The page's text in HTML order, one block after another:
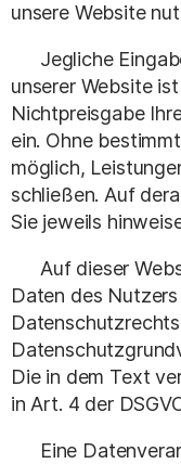
unsere Website
Jegliche
unserer Website
Nichtpreisgabe
ein. Ohne
möglich,
schließen. Auf
Sie jeweils
Auf dieser
Daten des
Die in dem Text
in Art. 4 der
Eine